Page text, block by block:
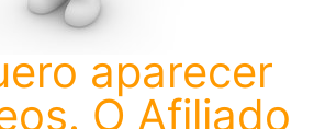
aparecer
O Afiliado